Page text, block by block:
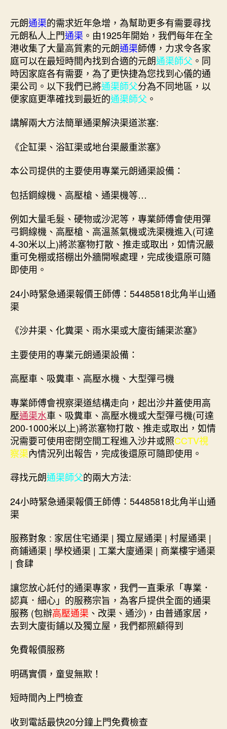
元朗通渠的需求近年急增，為幫助更多有需要尋找
元朗私人上門通渠 。由1925年開始，我們每年在全
港收集了大量高質素的元朗通渠師傅，力求令各家
庭可以在最短時間內找到合適的元朗通渠師父 。同
時因家庭各有需要，為了更快捷為您找到心儀的通
渠公司。以下我們已將通渠師父分為不同地區，以
便家庭更準確找到最近的通渠師父 。
講解兩大方法簡單通渠解決渠道淤塞:
《企缸渠、浴缸渠或地台渠嚴重淤塞》
本公司提供的主要使用專業元朗通渠設備：
包括鋼線機、高壓槍、通渠機等…
例如大量毛髮、硬物或沙泥等，專業師傅會使用彈
弓鋼線機、高壓槍、高溫蒸氣機或洗渠機進入(可達
4-30米以上)將淤塞物打散、推走或取出，如情況嚴
重可免棚或搭棚出外牆開喉處理，完成後還原可隨
即使用。
24小時緊急通渠報價王師傅：54485818北角半山通
渠
《沙井渠、化糞渠、雨水渠或大廈街鋪渠淤塞》
主要使用的專業元朗通渠設備：
高壓車、吸糞車、高壓水機、大型彈弓機
專業師傅會視察渠道結構走向，起出沙井蓋使用高
壓通渠水車、吸糞車、高壓水機或大型彈弓機(可達
200-1000米以上)將淤塞物打散、推走或取出，如情
況需要可使用密閉空間工程進入沙井或照CCTV視
察渠內情況列出報告，完成後還原可隨即使用。
尋找元朗通渠師父的兩大方法:
24小時緊急通渠報價王師傅：54485818北角半山通
渠
服務對象 : 家居住宅通渠 | 獨立屋通渠 | 村屋通渠 |
商鋪通渠 | 學校通渠 | 工業大廈通渠 | 商業樓宇通渠
| 食肆
讓您放心託付的通渠專家，我們一直秉承「專業．
認真．細心」的服務宗旨，為客戶提供全面的通渠
服務 (包辦高壓通渠 、改渠、通沙)，由普通家居，
去到大廈街鋪以及獨立屋，我們都照顧得到
免費報價服務
明碼實價，童叟無欺！
短時間內上門檢查
收到電話最快20分鐘上門免費檢查